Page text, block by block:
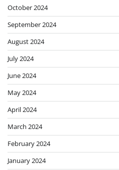
October 2024
September 2024
August 2024
July 2024
June 2024
May 2024
April 2024
March 2024
February 2024
January 2024